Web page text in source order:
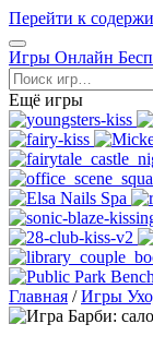
Перейти к
Открыть
меню
Игры Онлайн
Поиск
Ещё игры
Главная / Игры